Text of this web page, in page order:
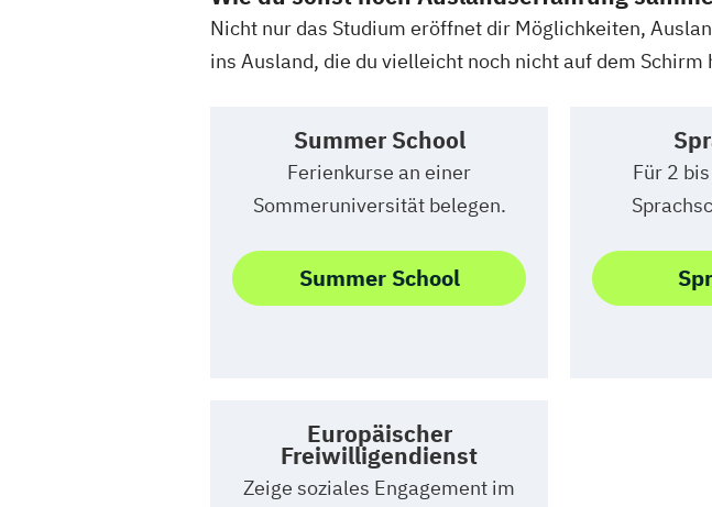
Nicht nur das Studium eröffnet dir Möglichkeiten,
ins Ausland, die du vielleicht noch nicht auf dem Schirm
Summer School
Ferienkurse an einer
Sommeruniversität belegen.
Summer School
Für 2
Europäischer
Freiwilligendienst
Zeige soziales Engagement im